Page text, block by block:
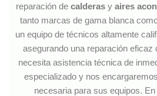
reparación de calderas y aires
tanto marcas de gama blanca
un equipo de técnicos altamente
asegurando una reparación
necesita asistencia técnica de
especializado y nos
necesaria para sus equipos.